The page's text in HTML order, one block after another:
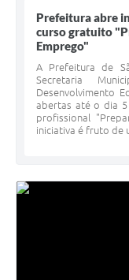
Prefeitura abre
curso gratuito
Emprego"
A Prefeitura de
Secretaria
Desenvolvimento
abertas até o dia
profissional
iniciativa é fruto de